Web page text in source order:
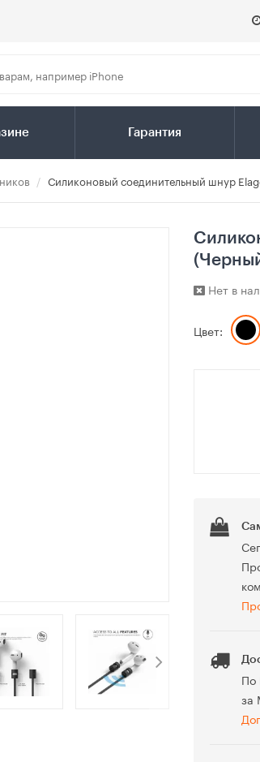
Гарантия
Силиконовый соединительный шнур
Нет в
Цвет:
По
за